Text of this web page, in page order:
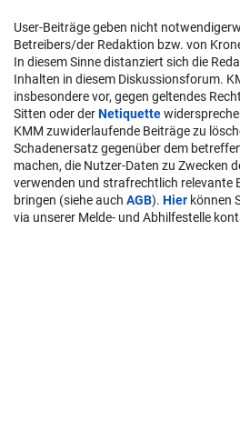
User-Beiträge geben nicht
Betreibers/der Redaktion bzw. von
In diesem Sinne distanziert sich die
Inhalten in diesem Diskussionsforum.
insbesondere vor, gegen geltendes
Sitten oder derNetiquette
KMM zuwiderlaufende Beiträge zu
Schadenersatz gegenüber dem
machen, die Nutzer-Daten zu Zwecken
verwenden und strafrechtlich relevante
bringen (siehe auch AGB). Hier können
via unserer Melde- und Abhilfestelle